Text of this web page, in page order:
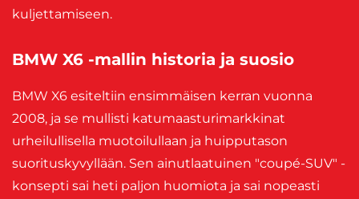
kuljettamiseen.
BMW X6 -mallin historia ja suosio
BMW X6 esiteltiin ensimmäisen kerran vuonna
2008, ja se mullisti katumaasturimarkkinat
urheilullisella muotoilullaan ja huipputason
suorituskyvyllään. Sen ainutlaatuinen "coupé-SUV" -
konsepti sai heti paljon huomiota ja sai nopeasti